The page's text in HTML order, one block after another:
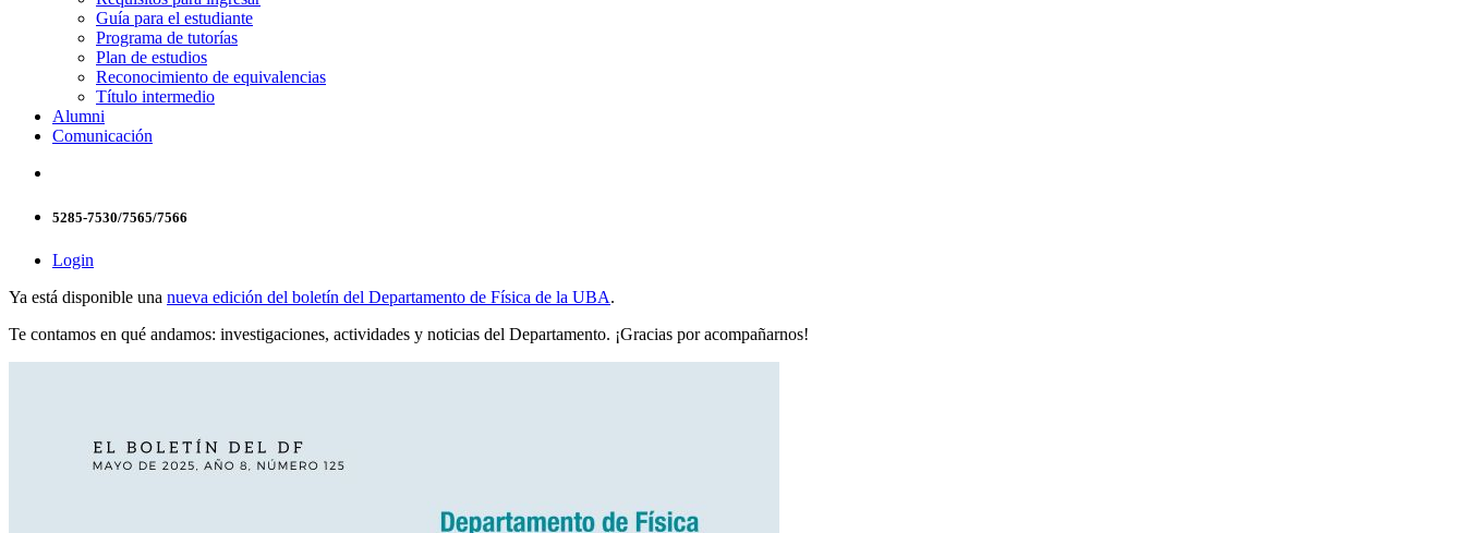
Guía para el estudiante
Programa de tutorías
Plan de estudios
Reconocimiento de equivalencias
Título intermedio
Alumni
Comunicación
5285-7530/7565/7566
Login
Ya está disponible una nueva edición del boletín del Departamento de Física de la UBA.
Te contamos en qué andamos: investigaciones, actividades y noticias del Departamento. ¡Gracias por acompañarnos!